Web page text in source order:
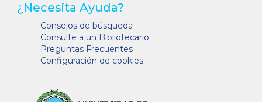
¿Necesita Ayuda?
Consejos de búsqueda
Consulte a un Bibliotecario
Preguntas Frecuentes
Configuración de cookies